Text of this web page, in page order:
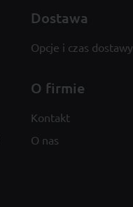
Dostawa
Opcje i czas dostawy
O firmie
Kontakt
O nas